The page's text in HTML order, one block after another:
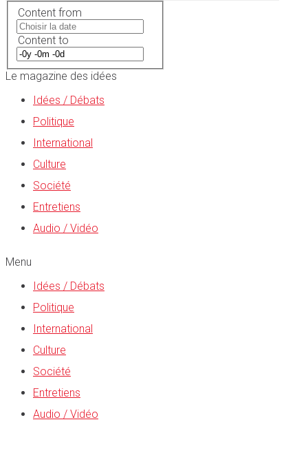
Content from
Content to
Le magazine des idées
Idées / Débats
Politique
International
Culture
Société
Entretiens
Audio / Vidéo
Menu
Idées / Débats
Politique
International
Culture
Société
Entretiens
Audio / Vidéo